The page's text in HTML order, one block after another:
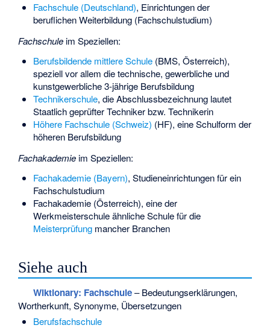
Fachschule (Deutschland), Einrichtungen der
beruflichen Weiterbildung (Fachschulstudium)
Fachschule im Speziellen:
Berufsbildende mittlere Schule(BMS, Österreich),
speziell vor allem die technische, gewerbliche und
kunstgewerbliche 3-jährige Berufsbildung
Technikerschule, die Abschlussbezeichnung lautet
Staatlich geprüfter Techniker bzw. Technikerin
Höhere Fachschule (Schweiz) (HF), eine Schulform der
höheren Berufsbildung
Fachakademie im Speziellen:
Fachakademie (Bayern), Studieneinrichtungen für ein
Fachschulstudium
Fachakademie (Österreich), eine der
Werkmeisterschule ähnliche Schule für die
Meisterprüfungmancher Branchen
Siehe auch
Wiktionary: Fachschule– Bedeutungserklärungen,
Wortherkunft, Synonyme, Übersetzungen
Berufsfachschule